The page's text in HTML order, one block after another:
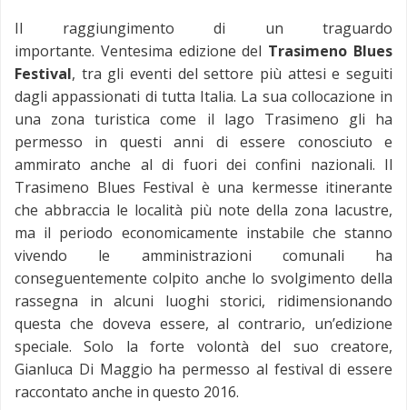
Il raggiungimento di un traguardo
importante. Ventesima edizione del Trasimeno Blues
Festival, tra gli eventi del settore più attesi e seguiti
dagli appassionati di tutta Italia. La sua collocazione in
una zona turistica come il lago Trasimeno gli ha
permesso in questi anni di essere conosciuto e
ammirato anche al di fuori dei confini nazionali. Il
Trasimeno Blues Festival è una kermesse itinerante
che abbraccia le località più note della zona lacustre,
ma il periodo economicamente instabile che stanno
vivendo le amministrazioni comunali ha
conseguentemente colpito anche lo svolgimento della
rassegna in alcuni luoghi storici, ridimensionando
questa che doveva essere, al contrario, un’edizione
speciale. Solo la forte volontà del suo creatore,
Gianluca Di Maggio ha permesso al festival di essere
raccontato anche in questo 2016.